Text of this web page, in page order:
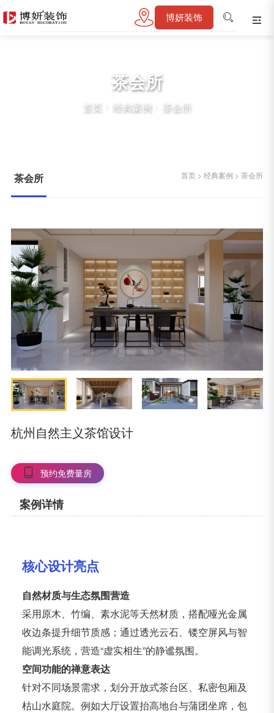
博妍装饰
茶会所
首页 > 经典案例> 茶会所
茶会所 首页 >经典案例 >茶会所
杭州自然主义茶馆设计
预约免费量房
案例详情
核心设计亮点
自然材质与生态氛围营造
采用原木、竹编、素水泥等天然材质，搭配哑光金属
收边条提升细节质感；通过透光云石、镂空屏风与智
能调光系统，营造“虚实相生”的静谧氛围。
空间功能的禅意表达
针对不同场景需求，划分开放式茶台区、私密包厢及
枯山水庭院。例如大厅设置抬高地台与蒲团坐席，包